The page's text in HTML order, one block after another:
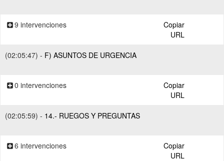
9 intervenciones
Copiar
URL
(02:05:47) - F) ASUNTOS DE URGENCIA
0 intervenciones
Copiar
URL
(02:05:59) - 14.- RUEGOS Y PREGUNTAS
6 intervenciones
Copiar
URL